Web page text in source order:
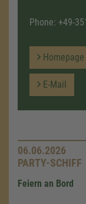
Phone: +49-
Homepage
E-Mail
06.06.2026
PARTY-SCHIFF
Feiern an Bord